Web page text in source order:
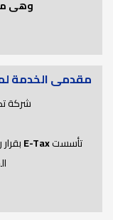
وهى
مقدمى الخدمة
شركة
تأسستE-Tax